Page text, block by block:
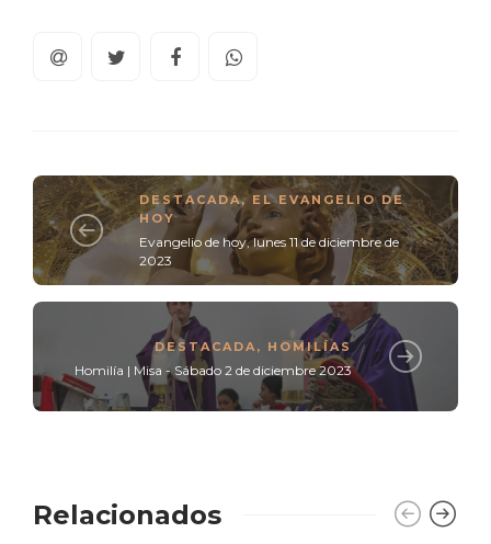
DESTACADA, EL EVANGELIO DE
HOY
Evangelio de hoy, lunes 11 de diciembre de
2023
DESTACADA , HOMILÍAS
Homilía | Misa - Sábado 2 de diciembre 2023
Relacionados